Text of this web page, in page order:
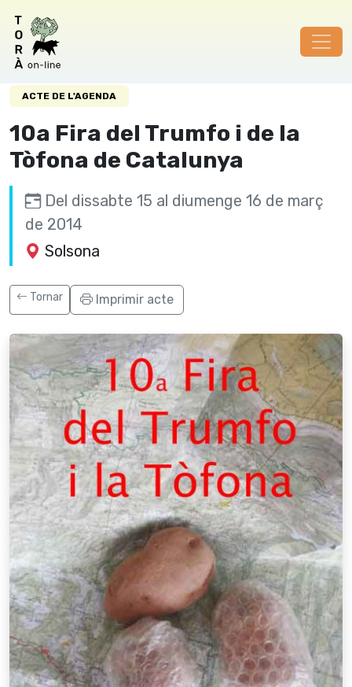
ACTE DE L'AGENDA
10a Fira del Trumfo i de la
Tòfona de Catalunya
Del dissabte 15 al diumenge 16 de març
de 2014
Solsona
Tornar Imprimir acte